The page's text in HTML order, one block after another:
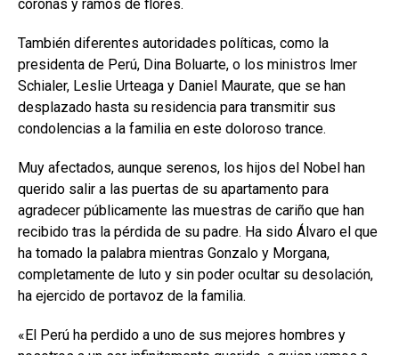
coronas y ramos de flores.
También diferentes autoridades políticas, como la
presidenta de Perú, Dina Boluarte, o los ministros lmer
Schialer, Leslie Urteaga y Daniel Maurate, que se han
desplazado hasta su residencia para transmitir sus
condolencias a la familia en este doloroso trance.
Muy afectados, aunque serenos, los hijos del Nobel han
querido salir a las puertas de su apartamento para
agradecer públicamente las muestras de cariño que han
recibido tras la pérdida de su padre. Ha sido Álvaro el que
ha tomado la palabra mientras Gonzalo y Morgana,
completamente de luto y sin poder ocultar su desolación,
ha ejercido de portavoz de la familia.
«El Perú ha perdido a uno de sus mejores hombres y